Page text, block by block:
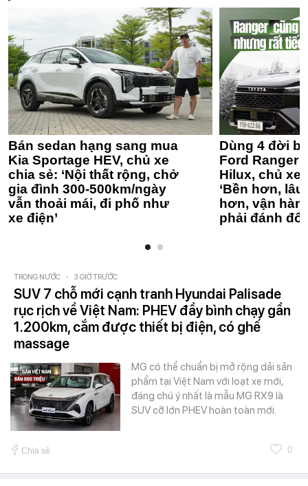
Bán sedan hạng sang mua
Kia Sportage HEV, chủ xe
chia sẻ: ‘Nội thất rộng, chở
gia đình 300-500km/ngày
vẫn thoải mái, đi phố như
xe điện’
Dùng 4 đời
Ford Ranger
Hilux, chủ xe
‘Bền hơn,
hơn, vận
phải đánh
TRONG NƯỚC - 3 GIỜ TRƯỚC
SUV 7 chỗ mới cạnh tranh Hyundai Palisade
rục rịch về Việt Nam: PHEV đầy bình chạy gần
1.200km, cắm được thiết bị điện, có ghế
massage
MG có thể chuẩn bị mở rộng dải sản
phẩm tại Việt Nam với loạt xe mới,
đáng chú ý nhất là mẫu MG RX9 là
SUV cỡ lớn PHEV hoàn toàn mới.
Chia sẻ 0